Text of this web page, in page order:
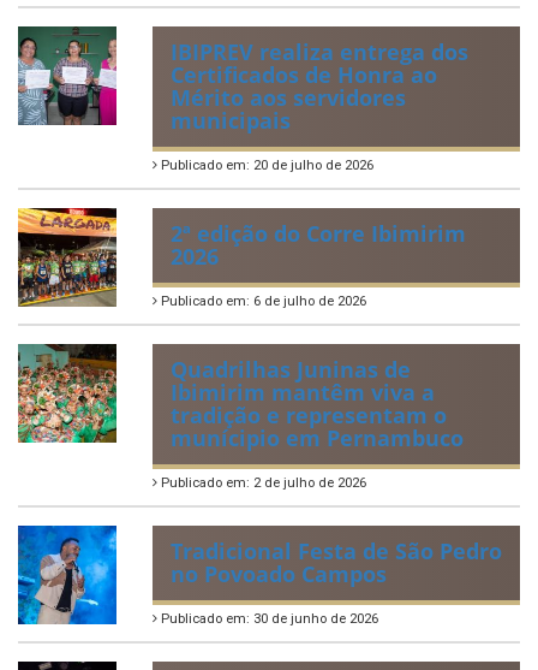
IBIPREV realiza entrega dos
Certificados de Honra ao
Mérito aos servidores
municipais
Publicado em: 20 de julho de 2026
2ª edição do Corre Ibimirim
2026
Publicado em: 6 de julho de 2026
Quadrilhas Juninas de
Ibimirim mantêm viva a
tradição e representam o
munícipio em Pernambuco
Publicado em: 2 de julho de 2026
Tradicional Festa de São Pedro
no Povoado Campos
Publicado em: 30 de junho de 2026